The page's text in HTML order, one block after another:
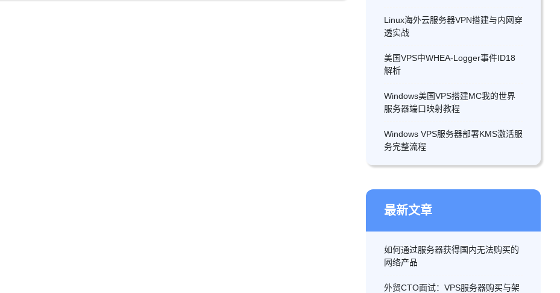
Linux海外云服务器VPN搭建与内网穿
透实战
美国VPS中WHEA-Logger事件ID18
解析
Windows美国VPS搭建MC我的世界
服务器端口映射教程
Windows VPS服务器部署KMS激活服
务完整流程
最新文章
如何通过服务器获得国内无法购买的
网络产品
外贸CTO面试：VPS服务器购买与架